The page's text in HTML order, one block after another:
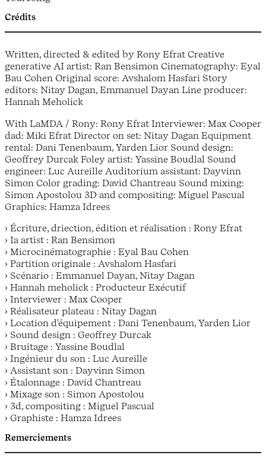
Crédits
Written, directed & edited by Rony Efrat Creative
generative AI artist: Ran Bensimon Cinematography: Eyal
Bau Cohen Original score: Avshalom Hasfari Story
editors: Nitay Dagan, Emmanuel Dayan Line producer:
Hannah Meholick
With LaMDA / Rony: Rony Efrat Interviewer: Max Cooper
dad: Miki Efrat Director on set: Nitay Dagan Equipment
rental: Dani Tenenbaum, Yarden Lior Sound design:
Geoffrey Durcak Foley artist: Yassine Boudlal Sound
engineer: Luc Aureille Auditorium assistant: Dayvinn
Simon Color grading: David Chantreau Sound mixing:
Simon Apostolou 3D and compositing: Miguel Pascual
Graphics: Hamza Idrees
› Écriture, driection, édition et réalisation : Rony Efrat
› Ia artist : Ran Bensimon
› Microcinématographie : Eyal Bau Cohen
› Partition originale : Avshalom Hasfari
› Scénario : Emmanuel Dayan, Nitay Dagan
› Hannah meholick : Producteur Exécutif
› Interviewer : Max Cooper
› Réalisateur plateau : Nitay Dagan
› Location d'équipement : Dani Tenenbaum, Yarden Lior
› Sound design : Geoffrey Durcak
› Bruitage : Yassine Boudlal
› Ingénieur du son : Luc Aureille
› Assistant son : Dayvinn Simon
› Étalonnage : David Chantreau
› Mixage son : Simon Apostolou
› 3d, compositing : Miguel Pascual
› Graphiste : Hamza Idrees
Remerciements